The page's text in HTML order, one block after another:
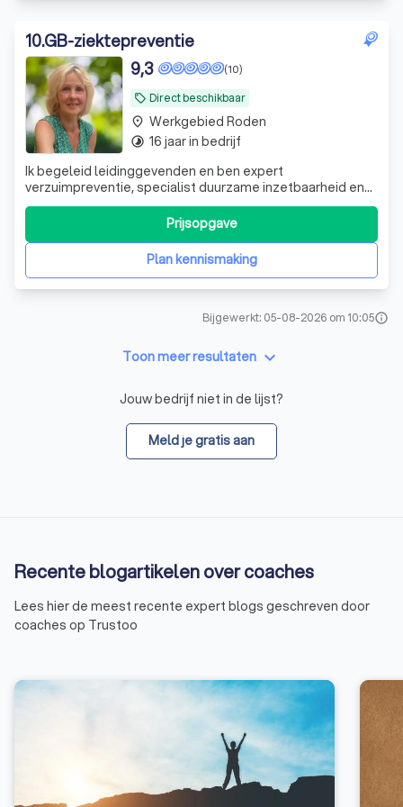
10.GB-ziektepreventie
local_offer Direct beschikbaar
(10)
9,3
Ik begeleid leidinggevenden en ben expert
verzuimpreventie, specialist duurzame inzetbaarheid en
trainer effectieve verzuimgesprekken. Ik help je bij de kern
te komen van wat er speelt en nodig is.
Plan kennismaking
Prijsopgave
place Werkgebied Roden
timelapse 16 jaar in bedrijf
Bijgewerkt: 05-08-2026 om 10:05info
Toon meer resultaten keyboard_arrow_down
Jouw bedrijf niet in de lijst?
Meld je gratis aan
Recente blogartikelen over coaches
Lees hier de meest recente expert blogs geschreven door
coaches op Trustoo